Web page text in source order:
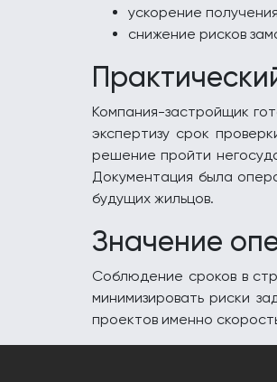
ускорение
снижение рисков
Компания-застройщик
экспертизу срок
решение пройти
Документация была
будущих жильцов.
Значение
Соблюдение сроков в
минимизировать риски
проектов именно